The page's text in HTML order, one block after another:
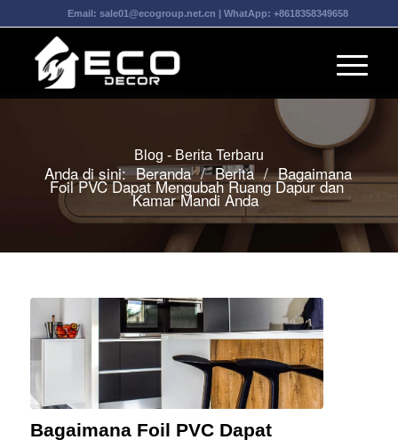
Email: sale01@ecogroup.net.cn | WhatApp: +8618358349658
Blog - Berita Terbaru
Anda di sini: Beranda / Berita / Bagaimana
Foil PVC Dapat Mengubah Ruang Dapur dan
Kamar Mandi Anda
Bagaimana Foil PVC Dapat